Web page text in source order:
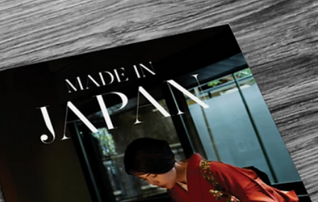
会社
観葉植物年間管理作業 東京都豊島区
年間管理日程２０２２年４月１日～２０２３年３月３１日
業費用 年間￥２５０，０００円ー（概算） （観葉植物大
３０鉢、水やり、剪定、消毒作業等、移動費含む） （月２
の定期訪問）